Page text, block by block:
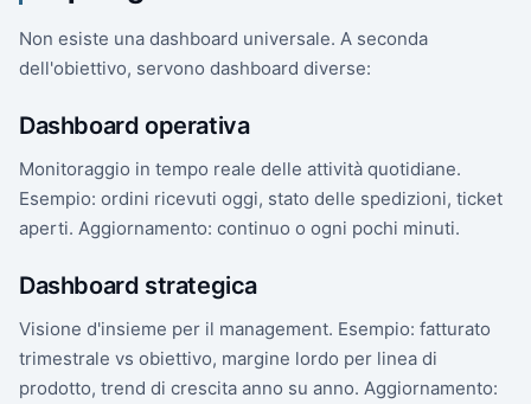
Non esiste una dashboard universale. A seconda
dell'obiettivo, servono dashboard diverse:
Dashboard operativa
Monitoraggio in tempo reale delle attività quotidiane.
Esempio: ordini ricevuti oggi, stato delle spedizioni, ticket
aperti. Aggiornamento: continuo o ogni pochi minuti.
Dashboard strategica
Visione d'insieme per il management. Esempio: fatturato
trimestrale vs obiettivo, margine lordo per linea di
prodotto, trend di crescita anno su anno. Aggiornamento: